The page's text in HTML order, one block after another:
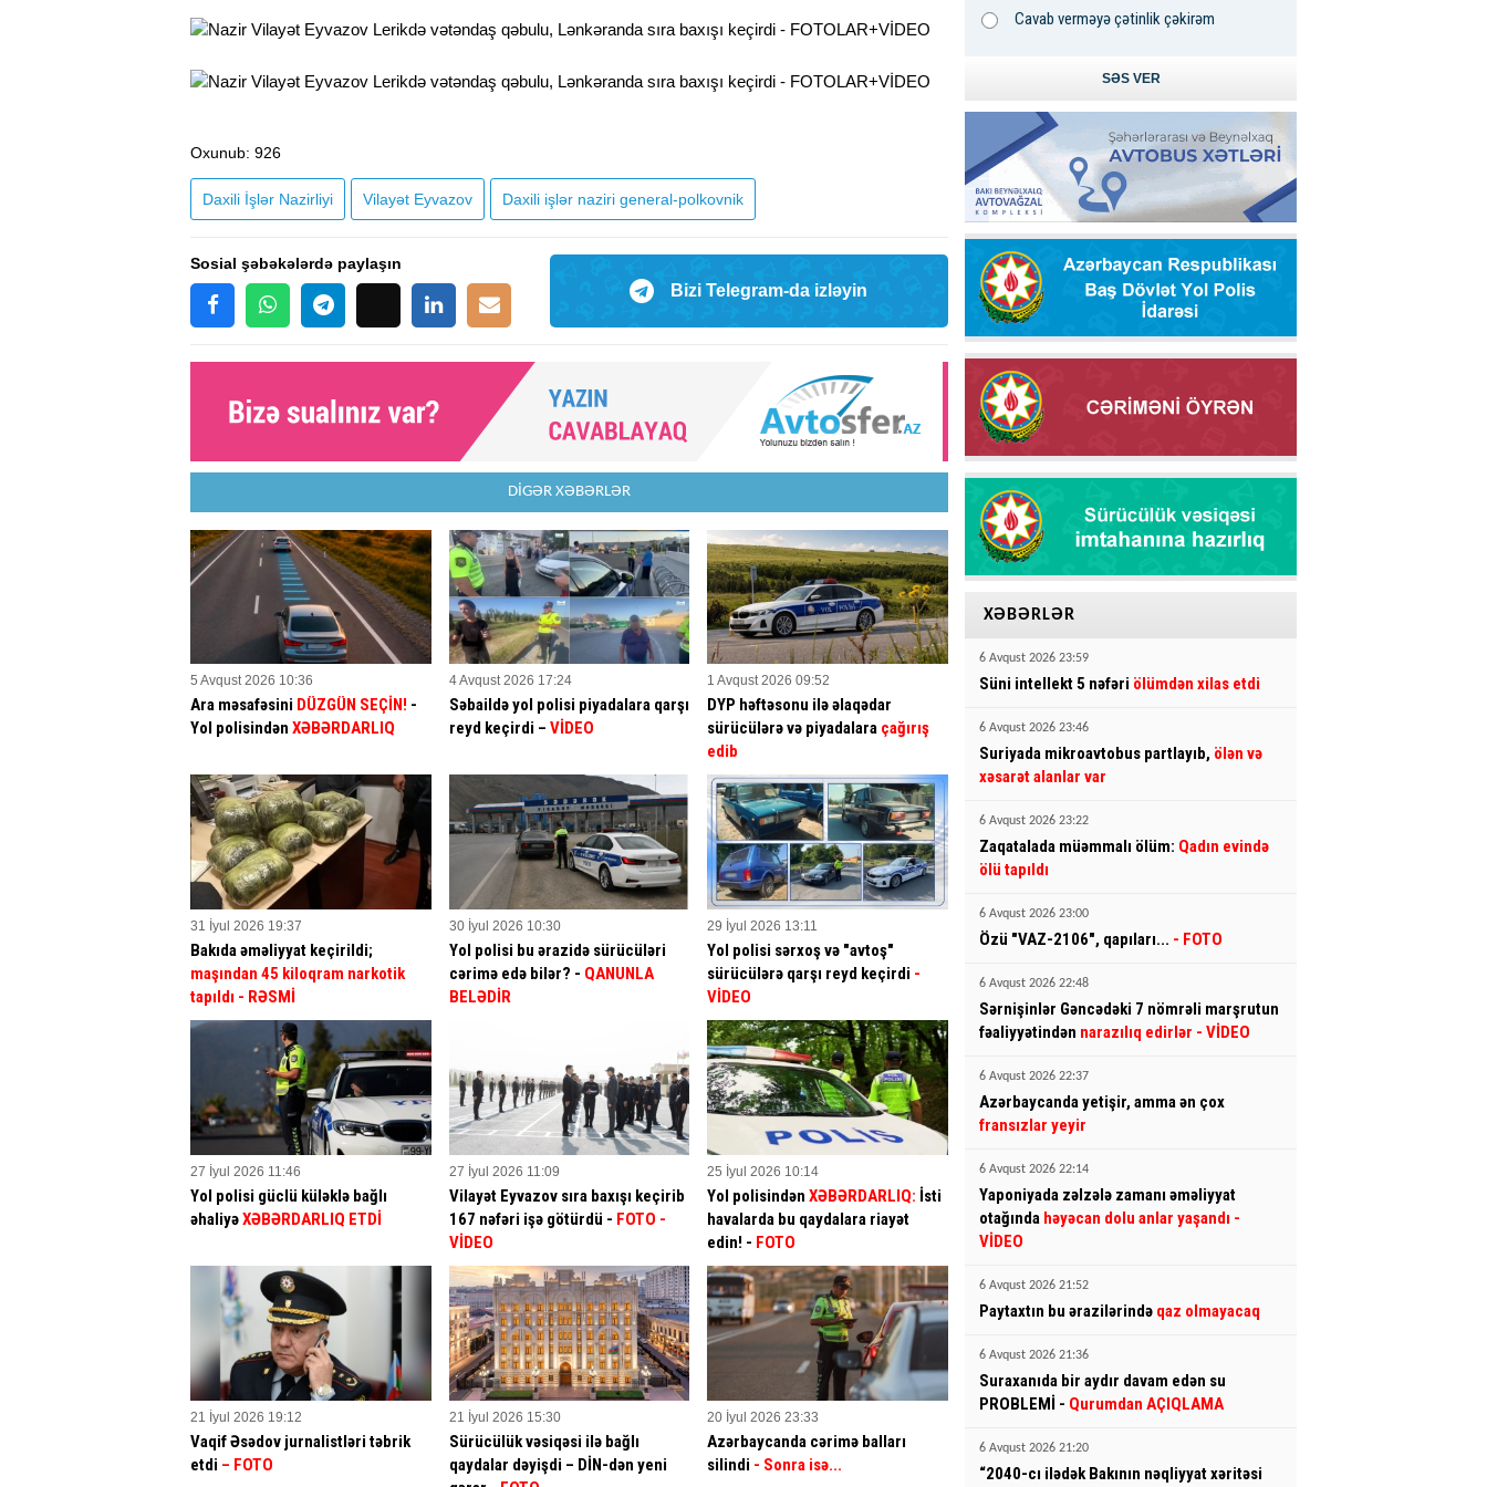
Oxunub: 926
Daxili İşlər Nazirliyi Vilayət Eyvazov Daxili işlər naziri general-polkovnik
Sosial şəbəkələrdə paylaşın
Bizi Telegram-da izləyin
DİGƏR XƏBƏRLƏR
5 Avqust 2026 10:36
Ara məsafəsini DÜZGÜN SEÇİN! -
Yol polisindən XƏBƏRDARLIQ
4 Avqust 2026 17:24
Səbaildə yol polisi piyadalara qarşı
reyd keçirdi – VİDEO
1 Avqust 2026 09:52
DYP həftəsonu ilə əlaqədar
sürücülərə və piyadalara çağırış
edib
31 İyul 2026 19:37
Bakıda əməliyyat keçirildi;
maşından 45 kiloqram narkotik
tapıldı - RƏSMİ
30 İyul 2026 10:30
Yol polisi bu ərazidə sürücüləri
cərimə edə bilər? - QANUNLA
BELƏDİR
29 İyul 2026 13:11
Yol polisi sərxoş və "avtoş"
sürücülərə qarşı reyd keçirdi -
VİDEO
27 İyul 2026 11:46
Yol polisi güclü küləklə bağlı
əhaliyəXƏBƏRDARLIQ ETDİ
27 İyul 2026 11:09
Vilayət Eyvazov sıra baxışı keçirib
167 nəfəri işə götürdü - FOTO -
VİDEO
25 İyul 2026 10:14
Yol polisindən XƏBƏRDARLIQ: İsti
havalarda bu qaydalara riayət
edin! - FOTO
21 İyul 2026 19:12
Vaqif Əsədov jurnalistləri təbrik
etdi – FOTO
21 İyul 2026 15:30
Sürücülük vəsiqəsi ilə bağlı
qaydalar dəyişdi – DİN-dən yeni
20 İyul 2026 23:33
Azərbaycanda cərimə balları
silindi - Sonra isə...
Cavab verməyə çətinlik çəkirəm
XƏBƏRLƏR
6 Avqust 2026 23:59
Süni intellekt 5 nəfəri ölümdən xilas etdi
6 Avqust 2026 23:46
Suriyada mikroavtobus partlayıb, ölən və
xəsarət alanlar var
6 Avqust 2026 23:22
Zaqatalada müəmmalı ölüm: Qadın evində
ölü tapıldı
6 Avqust 2026 23:00
Özü "VAZ-2106", qapıları... - FOTO
6 Avqust 2026 22:48
Sərnişinlər Gəncədəki 7 nömrəli marşrutun
fəaliyyətindən narazılıq edirlər - VİDEO
6 Avqust 2026 22:37
Azərbaycanda yetişir, amma ən çox
fransızlar yeyir
6 Avqust 2026 22:14
Yaponiyada zəlzələ zamanı əməliyyat
otağında həyəcan dolu anlar yaşandı -
VİDEO
6 Avqust 2026 21:52
Paytaxtın bu ərazilərində qaz olmayacaq
6 Avqust 2026 21:36
Suraxanıda bir aydır davam edən su
PROBLEMİ - Qurumdan AÇIQLAMA
6 Avqust 2026 21:20
“2040-cı ilədək Bakının nəqliyyat xəritəsi